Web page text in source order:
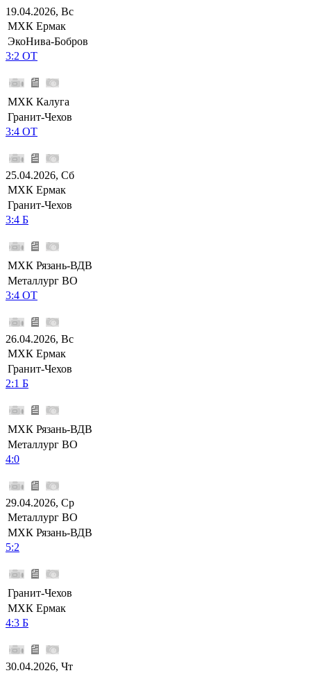
19.04.2026, Вс
МХК Ермак
ЭкоНива-Бобров
3:2 ОТ
МХК Калуга
Гранит-Чехов
3:4 ОТ
25.04.2026, Сб
МХК Ермак
Гранит-Чехов
3:4 Б
МХК Рязань-ВДВ
Металлург ВО
3:4 ОТ
26.04.2026, Вс
МХК Ермак
Гранит-Чехов
2:1 Б
МХК Рязань-ВДВ
Металлург ВО
4:0
29.04.2026, Ср
Металлург ВО
МХК Рязань-ВДВ
5:2
Гранит-Чехов
МХК Ермак
4:3 Б
30.04.2026, Чт